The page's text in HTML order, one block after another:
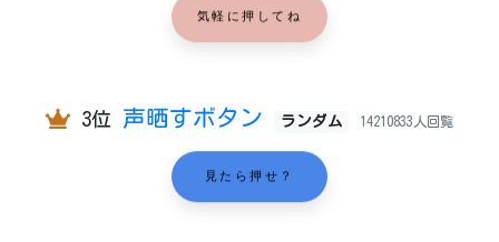
気軽に押してね
3位 声晒すボタン ランダム 14210833人回覧
見たら押せ？